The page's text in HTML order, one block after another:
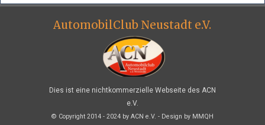
AutomobilClub Neustadt e.V.
Dies ist eine nichtkommerzielle Webseite des ACN
e.V.
© Copyright 2014 - 2024 by ACN e.V. - Design by MMQH